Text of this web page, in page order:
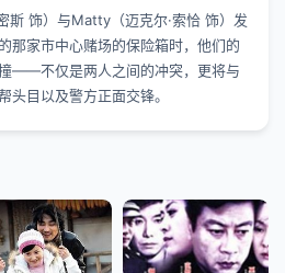
斯 饰）与Matty（迈克尔·索恰 饰）发
那家市中心赌场的保险箱时，他们的
——不仅是两人之间的冲突，更将与
头目以及警方正面交锋。